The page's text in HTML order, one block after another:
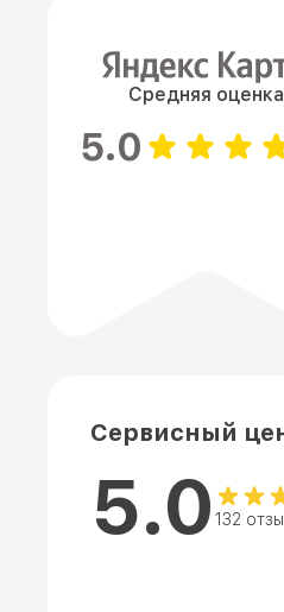
Средняя оценка
5.0
Сервисный
5.0 132